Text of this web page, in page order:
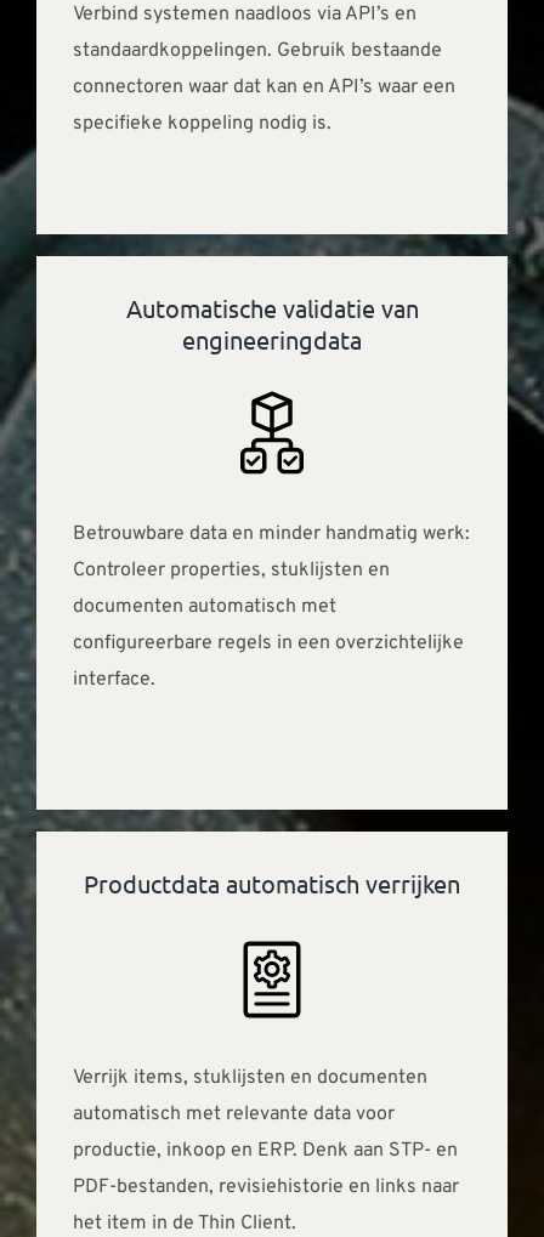
Verbind systemen naadloos via API’s en
standaardkoppelingen. Gebruik bestaande
connectoren waar dat kan en API’s waar een
specifieke koppeling nodig is.
Automatische validatie van
engineeringdata
Betrouwbare data en minder handmatig werk:
Controleer properties, stuklijsten en
documenten automatisch met
configureerbare regels in een overzichtelijke
interface.
Productdata automatisch verrijken
Verrijk items, stuklijsten en documenten
automatisch met relevante data voor
productie, inkoop en ERP. Denk aan STP- en
PDF-bestanden, revisiehistorie en links naar
het item in de Thin Client.